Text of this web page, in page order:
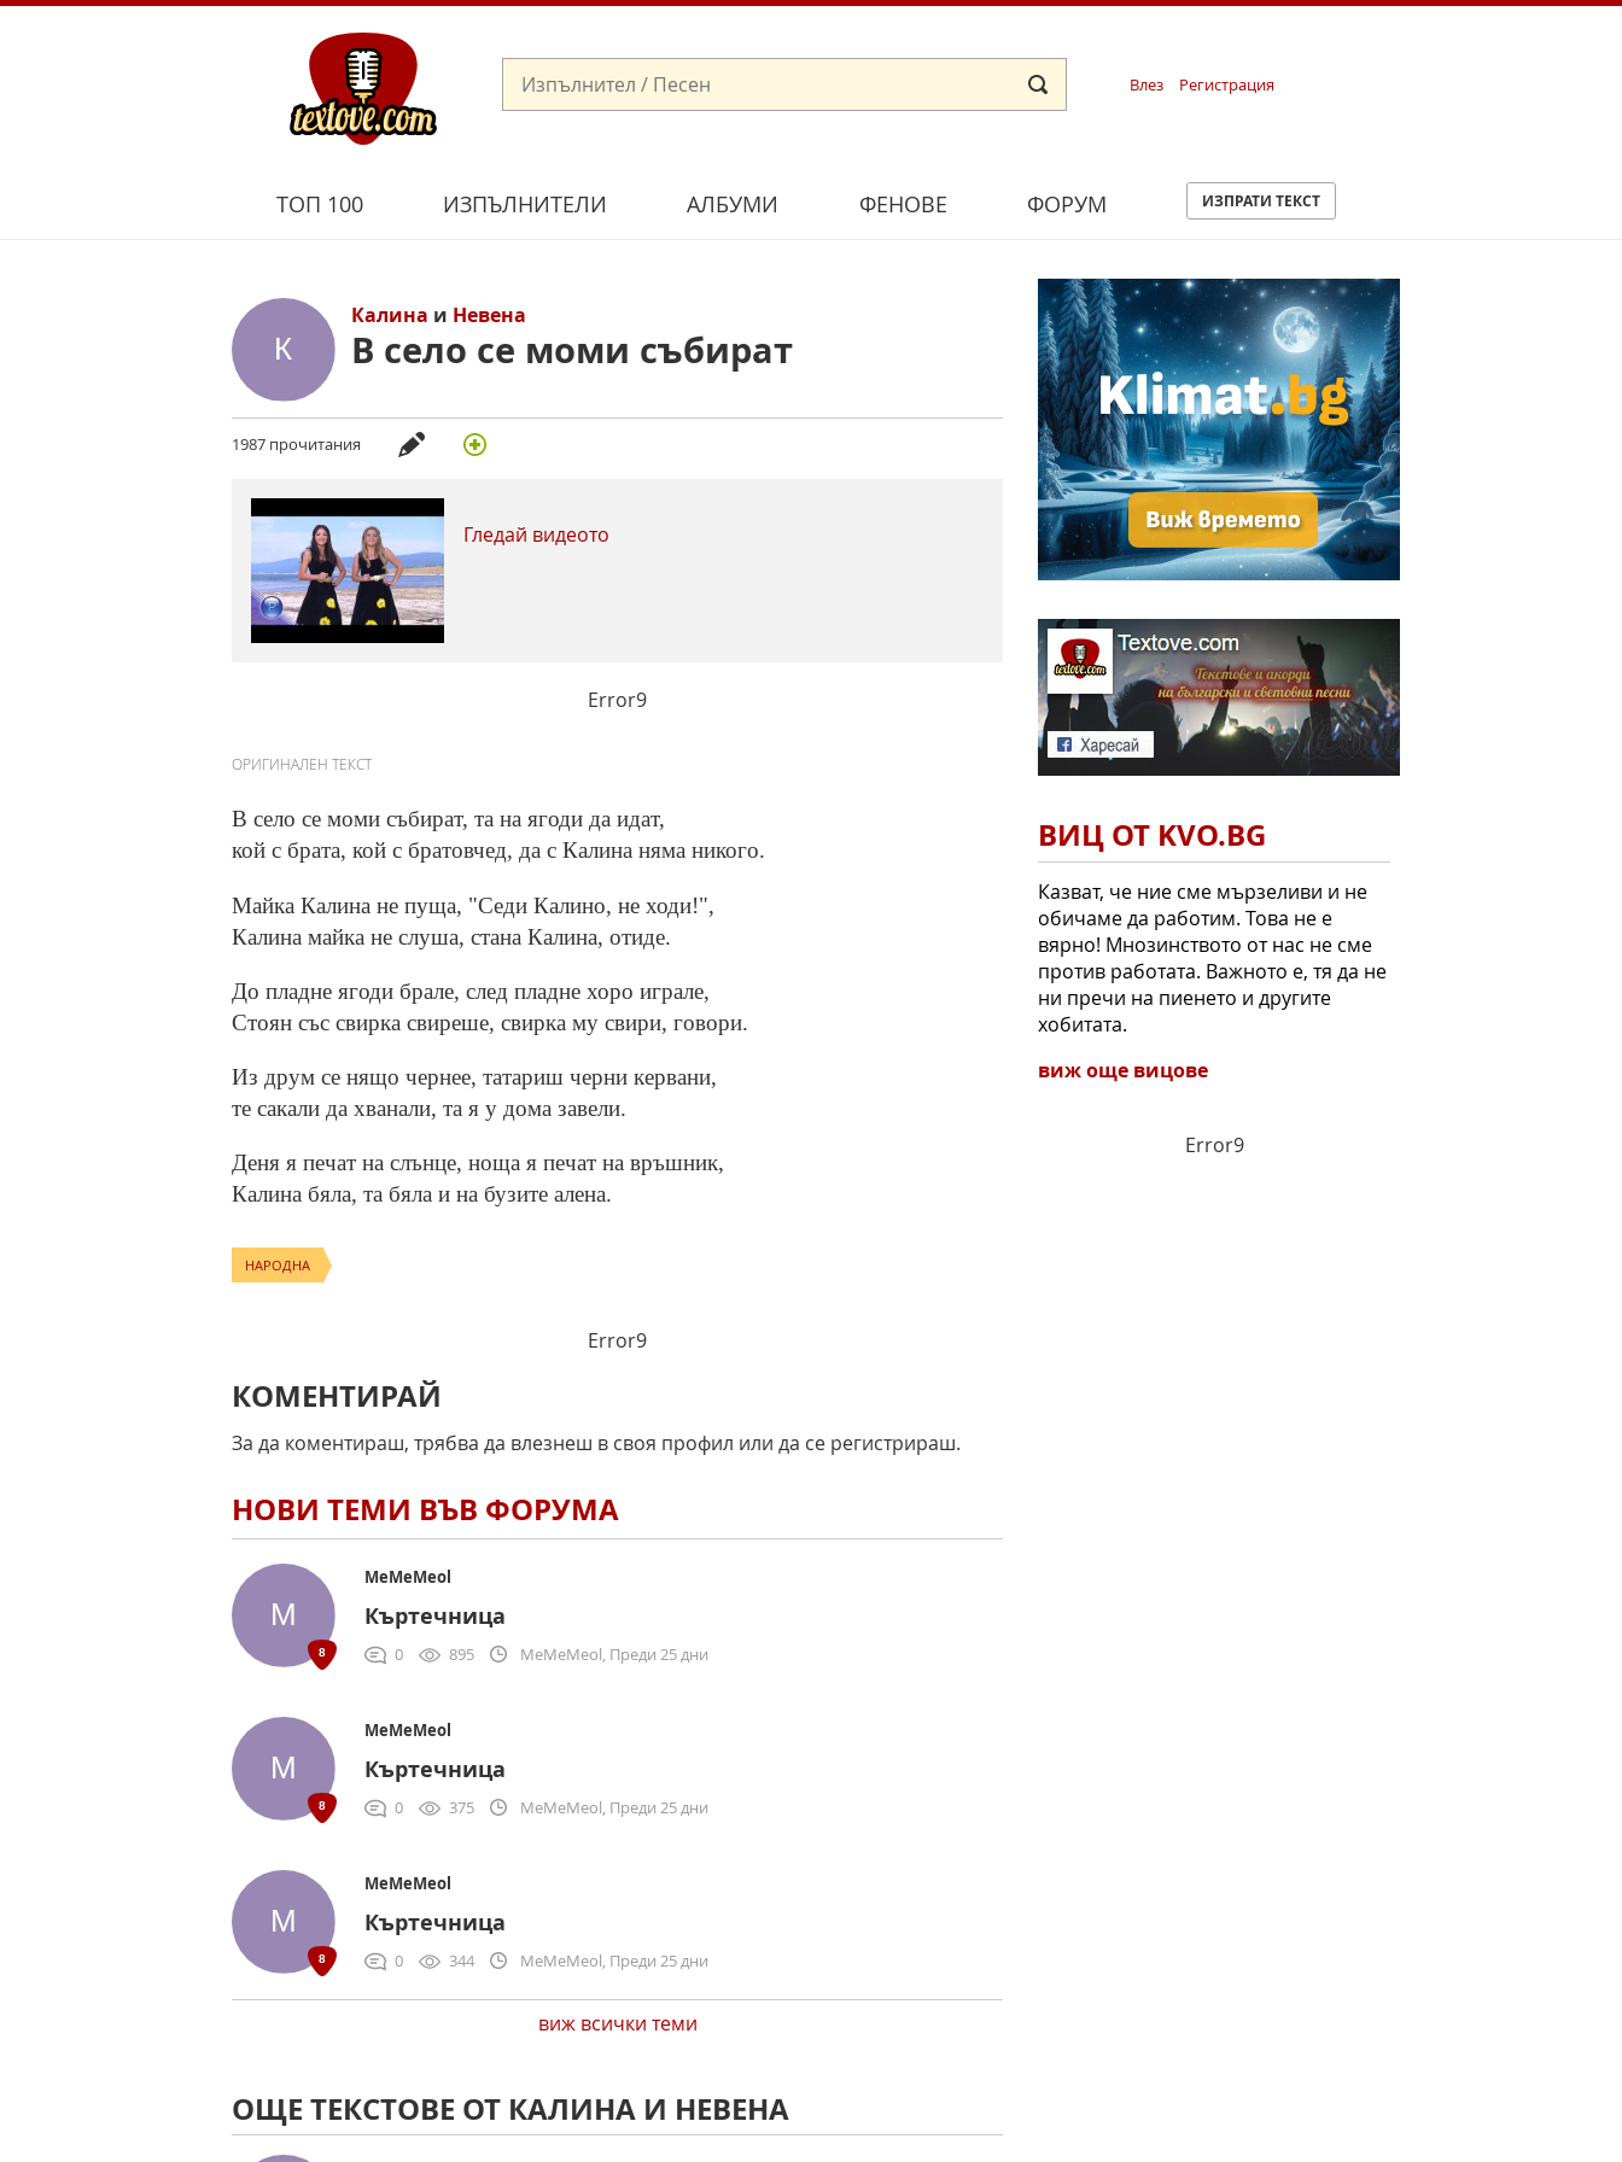
Влез Регистрация
ТОП 100 ИЗПЪЛНИТЕЛИ АЛБУМИ ФЕНОВЕ ФОРУМ ИЗПРАТИ ТЕКСТ
Калина и Невена
В село се моми събират
1987 прочитания
Гледай видеото
Error9
ОРИГИНАЛЕН ТЕКСТ
В село се моми събират, та на ягоди да идат,
кой с брата, кой с братовчед, да с Калина няма никого.
Майка Калина не пуща, "Седи Калино, не ходи!",
Калина майка не слуша, стана Калина, отиде.
До пладне ягоди брале, след пладне хоро играле,
Стоян със свирка свиреше, свирка му свири, говори.
Из друм се нящо чернее, татариш черни кервани,
те сакали да хванали, та я у дома завели.
Деня я печат на слънце, ноща я печат на връшник,
Калина бяла, та бяла и на бузите алена.
НАРОДНА
Error9
КОМЕНТИРАЙ
За да коментираш, трябва да влезнеш в своя профил или да се регистрираш.
НОВИ ТЕМИ ВЪВ ФОРУМА
MeMeMeol
Къртечница
0 895 MeMeMeol, Преди 25 дни
MeMeMeol
Къртечница
0 375 MeMeMeol, Преди 25 дни
MeMeMeol
Къртечница
0 344 MeMeMeol, Преди 25 дни
виж всички теми
ОЩЕ ТЕКСТОВЕ ОТ КАЛИНА И НЕВЕНА
ВИЦ ОТ KVO.BG
Казват, че ние сме мързеливи и не
обичаме да работим. Това не е
вярно! Мнозинството от нас не сме
против работата. Важното е, тя да не
ни пречи на пиенето и другите
хобитата.
виж още вицове
Error9